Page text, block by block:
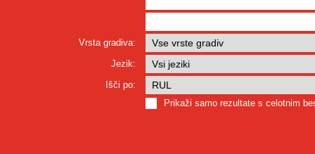
Vrsta gradiva:
Jezik:
Išči po:
Prikaži samo rezultate s celotnim